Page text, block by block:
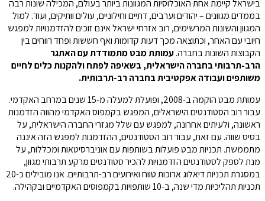
בישראל קיימת אחת האוכלוסיות המגוונות ביותר בעולם, המכילה שונות רבה
בממדים מגוונים – יהודים וערבים, דתיים וחילוניים, עולים וותיקים, ועוד. למול
המגוון והשונות המרשימים, רוב אזרחי ישראל אינם זוכים להזדמנויות למפגש
חיובי עם האחר, וכתוצאה מכך דעות קדומות ואף חששות ופחד רווחים בין
הקבוצות השונות בחברה.עמותת מבט מתמודדת עם האתגר
הרב-תרבותי בחברה הישראלית, בשאיפה לפתח ולהקנות כלים לחיים
משותפים ועבודה אפקטיבית בחברה רב-תרבותית.
עמותת מבט הוקמה ב-2008, ופועלת למעלה מ-15 שנים במרחב האקדמי.
עבור רוב הסטודנטים הישראלים, המפגש בקמפוס האקדמי מהווה הזדמנות
ראשונה, ולעיתים אחרונה, למפגש עם שלל מגזרי החברה הישראלית, על
בסיס שווה. עם זאת, עבור רוב הסטודנטים, ההזדמנות למפגש הזה איננה
מתממשת. תכניות מבט פועלות בשותפות עם אוניברסיטאות ומכללות, על
מנת לספק לסטודנטים הזדמנויות להכיר סטודנטים מרקע תרבותי מגוון,
במסגרת תכניות דיאלוג ארוכות טווח ואירועים רב-תרבותיים. אנו מובילים כ-20
תכניות תהליכיות מדי שנה, ב-10 שותפויות בקמפוסים האקדמיים ובקהילה.